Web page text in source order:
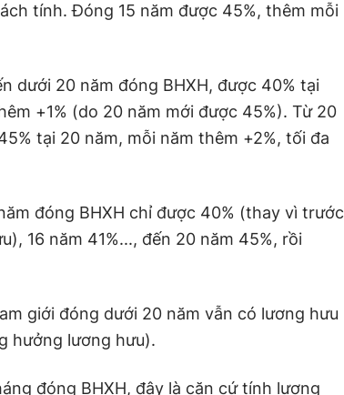
tính. Đóng 15 năm được 45%, thêm mỗi
dưới 20 năm đóng BHXH, được 40% tại
+1% (do 20 năm mới được 45%). Từ 20
tại 20 năm, mỗi năm thêm +2%, tối đa
đóng BHXH chỉ được 40% (thay vì trước
16 năm 41%..., đến 20 năm 45%, rồi
giới đóng dưới 20 năm vẫn có lương hưu
hưởng lương hưu).
đóng BHXH, đây là căn cứ tính lương